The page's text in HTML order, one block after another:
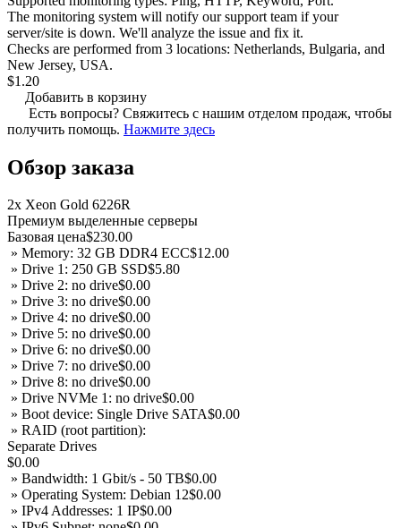
The monitoring system will notify our support team if your
server/site is down. We'll analyze the issue and fix it.
Checks are performed from 3 locations: Netherlands, Bulgaria, and
New Jersey, USA.
$1.20
Добавить в корзину
Есть вопросы? Свяжитесь с нашим отделом продаж, чтобы
получить помощь. Нажмите здесь
Обзор заказа
2x Xeon Gold 6226R
Премиум выделенные серверы
Базовая цена$230.00
» Memory: 32 GB DDR4 ECC$12.00
» Drive 1: 250 GB SSD$5.80
» Drive 2: no drive$0.00
» Drive 3: no drive$0.00
» Drive 4: no drive$0.00
» Drive 5: no drive$0.00
» Drive 6: no drive$0.00
» Drive 7: no drive$0.00
» Drive 8: no drive$0.00
» Drive NVMe 1: no drive$0.00
» Boot device: Single Drive SATA$0.00
» RAID (root partition):
Separate Drives
$0.00
» Bandwidth: 1 Gbit/s - 50 TB$0.00
» Operating System: Debian 12$0.00
» IPv4 Addresses: 1 IP$0.00